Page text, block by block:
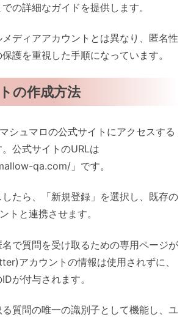
の詳細なガイドを提供します。
ディアアカウントとは異なり、匿名性
護を重視した手順になっています。
の作成方法
シュマロの公式サイトにアクセスする
公式サイトのURLは
qa.com/」です。
たら、「新規登録」を選択し、既存の
トと連携させます。
で質問を受け取るための専用ページが
アカウントの情報は使用されずに、
が付与されます。
質問の唯一の識別子として機能し、ユ